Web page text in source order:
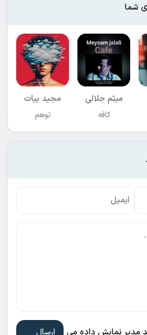
شما
میثم جلالی
کافه
مجید بیات
توهم
مدیر نمایش داده می